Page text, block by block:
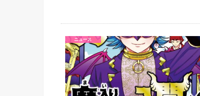
ニュース